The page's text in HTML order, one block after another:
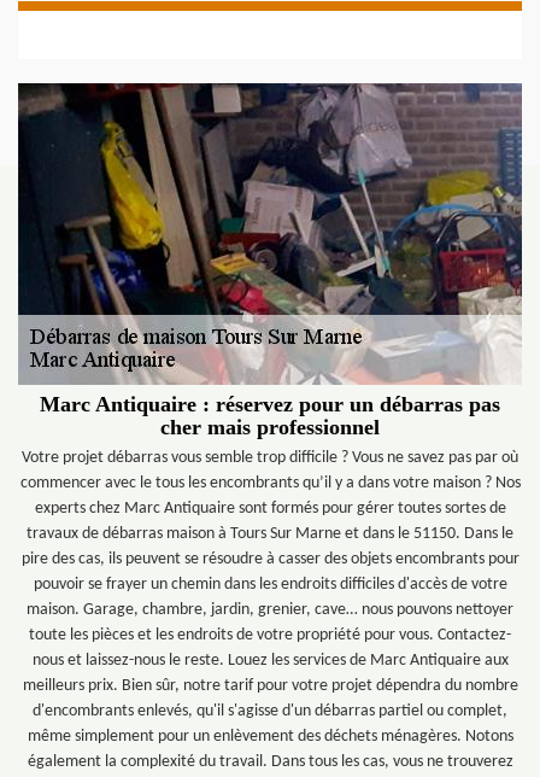
Marc Antiquaire : réservez pour un débarras pas
cher mais professionnel
Votre projet débarras vous semble trop difficile ? Vous ne savez pas par où
commencer avec le tous les encombrants qu’il y a dans votre maison ? Nos
experts chez Marc Antiquaire sont formés pour gérer toutes sortes de
travaux de débarras maison à Tours Sur Marne et dans le 51150. Dans le
pire des cas, ils peuvent se résoudre à casser des objets encombrants pour
pouvoir se frayer un chemin dans les endroits difficiles d'accès de votre
maison. Garage, chambre, jardin, grenier, cave… nous pouvons nettoyer
toute les pièces et les endroits de votre propriété pour vous. Contactez-
nous et laissez-nous le reste. Louez les services de Marc Antiquaire aux
meilleurs prix. Bien sûr, notre tarif pour votre projet dépendra du nombre
d'encombrants enlevés, qu'il s'agisse d'un débarras partiel ou complet,
même simplement pour un enlèvement des déchets ménagères. Notons
également la complexité du travail. Dans tous les cas, vous ne trouverez